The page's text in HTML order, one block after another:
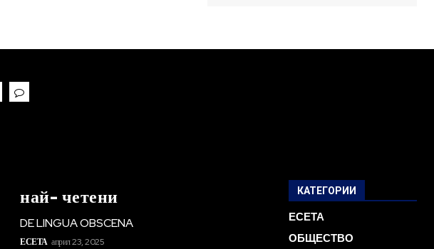
най- четени
DE LINGUA OBSCENA
ЕСЕТА април 23, 2025
КАТЕГОРИИ
ЕСЕТА
ОБЩЕСТВО